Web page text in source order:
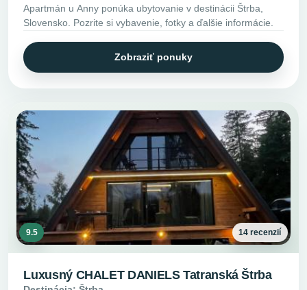
Apartmán u Anny ponúka ubytovanie v destinácii Štrba,
Slovensko. Pozrite si vybavenie, fotky a ďalšie informácie.
Zobraziť ponuky
9.5 14 recenzií
Luxusný CHALET DANIELS Tatranská Štrba